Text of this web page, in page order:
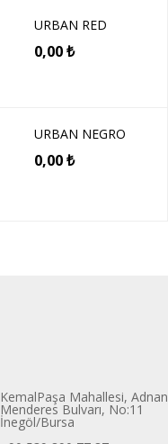
URBAN RED
0,00₺
URBAN NEGRO
0,00₺
KemalPaşa Mahallesi, Adnan
Menderes Bulvarı, No:11
İnegöl/Bursa